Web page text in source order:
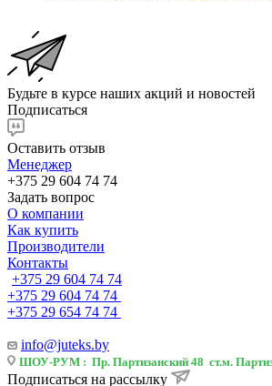
Будьте в курсе наших акций и новостей
Подписаться
Оставить отзыв
Менеджер
+375 29 604 74 74
Задать вопрос
О компании
Как купить
Производители
Контакты
+375 29 604 74 74
+375 29 604 74 74
+375 29 654 74 74
info@juteks.by
ШОУ-РУМ : Пр. Партизанский 48 ст.м.
Подписаться на рассылку